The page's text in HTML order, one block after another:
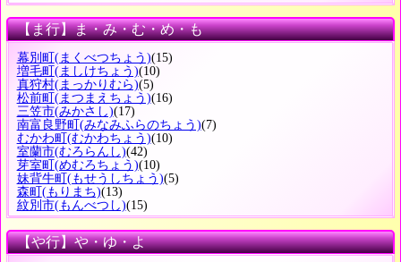
【ま行】ま・み・む・め・も
幕別町(まくべつちょう)(15)
増毛町(ましけちょう)(10)
真狩村(まっかりむら)(5)
松前町(まつまえちょう)(16)
三笠市(みかさし)(17)
南富良野町(みなみふらのちょう)(7)
むかわ町(むかわちょう)(10)
室蘭市(むろらんし)(42)
芽室町(めむろちょう)(10)
妹背牛町(もせうしちょう)(5)
森町(もりまち)(13)
紋別市(もんべつし)(15)
【や行】や・ゆ・よ